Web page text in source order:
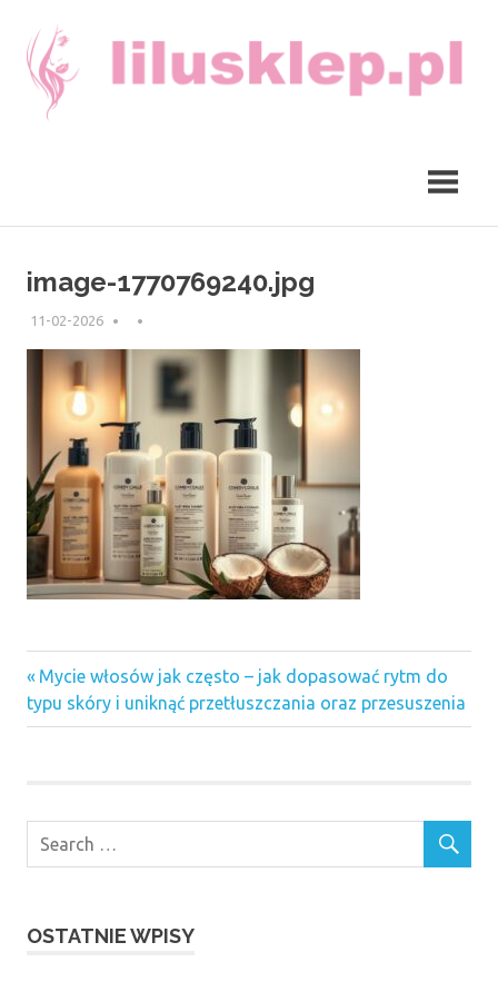
content
image-1770769240.jpg
11-02-2026
Nawigacja
wpisu
Previous
Post:
Mycie włosów jak często – jak dopasować rytm do
typu skóry i uniknąć przetłuszczania oraz przesuszenia
OSTATNIE WPISY